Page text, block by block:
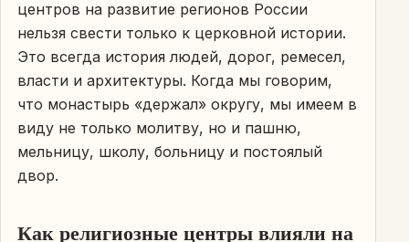
центров на развитие регионов России
нельзя свести только к церковной истории.
Это всегда история людей, дорог, ремесел,
власти и архитектуры. Когда мы говорим,
что монастырь «держал» округу, мы имеем в
виду не только молитву, но и пашню,
мельницу, школу, больницу и постоялый
двор.
Как религиозные центры влияли на